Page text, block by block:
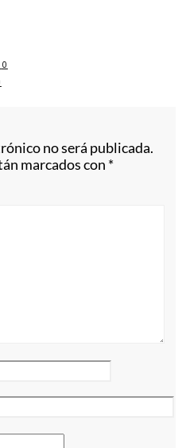
0
no será publicada.
marcados con *